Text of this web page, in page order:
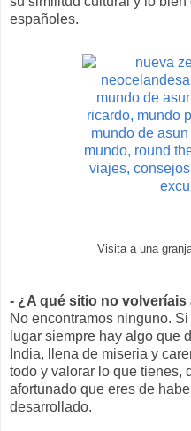
españoles.
Visita a una
- ¿A qué sitio no volveríais
No encontramos ninguno.
lugar siempre hay algo que
India, llena de miseria y
todo y valorar lo que tienes,
afortunado que eres de
desarrollado.